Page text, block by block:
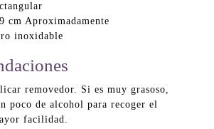
cm Aproximadamente
inoxidable
removedor. Si es muy grasoso,
poco de alcohol para recoger el
facilidad.